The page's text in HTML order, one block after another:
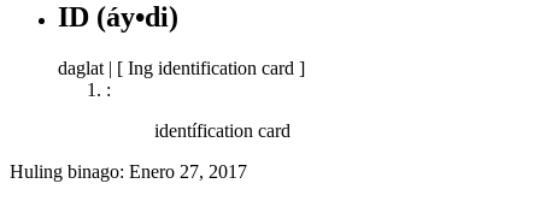
ID (áy•di)
daglat | [ Ing identification card ]
:
identífication card
Huling binago: Enero 27, 2017